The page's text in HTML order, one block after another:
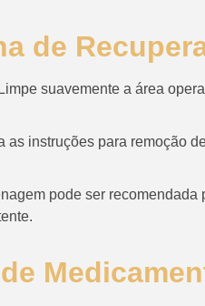
de
Limpe suavemente a área
as instruções para remoção
pode ser recomendada